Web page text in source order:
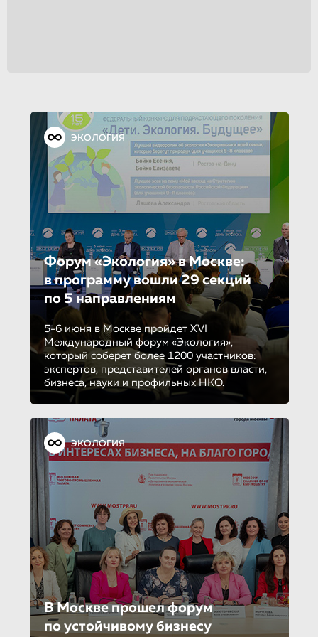
ЭКОЛОГИЯ
Форум «Экология» в Москве:
в программу вошли 29 секций
по 5 направле­ни­ям
5-6 июня в Москве пройдет XVI
Международный форум «Экология»,
который соберет более 1200 участников:
экспертов, представителей органов власти,
бизнеса, науки и профильных НКО.
ЭКОЛОГИЯ
В Москве прошел форум
по устойчиво­му бизнесу